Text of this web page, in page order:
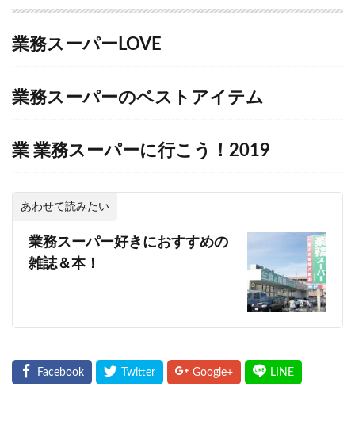
業務スーパーLOVE
業務スーパーのベストアイテム
業 業務スーパーに行こう！2019
あわせて読みたい
業務スーパー好きにおすすめの
雑誌＆本！